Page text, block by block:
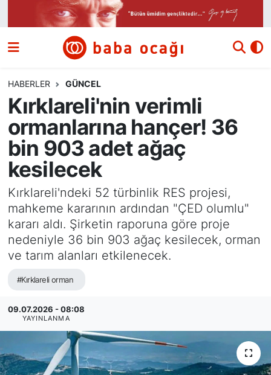
HABERLER GÜNCEL
Kırklareli'nin verimli
ormanlarına hançer! 36
bin 903 adet ağaç
kesilecek
Kırklareli'ndeki 52 türbinlik RES projesi,
mahkeme kararının ardından "ÇED olumlu"
kararı aldı. Şirketin raporuna göre proje
nedeniyle 36 bin 903 ağaç kesilecek, orman
ve tarım alanları etkilenecek.
#Kırklareli orman
09.07.2026 - 08:08
YAYINLANMA
Siyaset
Ekonomi
Dünya
Kültür ve Sanat
Eğitim
Bilim ve Teknoloji
Yazı Dizisi
Nöbetçi Eczaneler
Hava Durumu
Namaz Vakitleri
Trafik Durumu
Süper Lig Puan Durumu ve Fikstür
Tüm Manşetler
Son Dakika Haberleri
Haber Arşivi